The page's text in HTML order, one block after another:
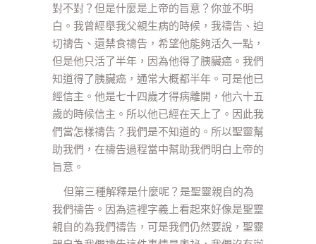
對不對？但是什麼是上帝的旨意？你並不明
白。我曾經舉我父親生病的時候，我禱告、迫
切禱告、還禁食禱告，希望他能夠活久一點，
但是他只活了半年，因為他得了胰臟癌。我們
知道得了胰臟癌，通常大概都半年。可是他已
經信主。他是七十四歲才得病離開，他六十五
歲的時候信主。所以他已經在天上了。因此我
們當怎樣禱告？我們是不知道的。所以聖靈幫
助我們，在禱告過程當中幫助我們明白上帝的
旨意。
但第三種解釋是什麼呢？是聖靈親自的為
我們禱告。因為這裡字義上看起來好像是聖靈
親自的為我們禱告，可是我們仍然要說，聖靈